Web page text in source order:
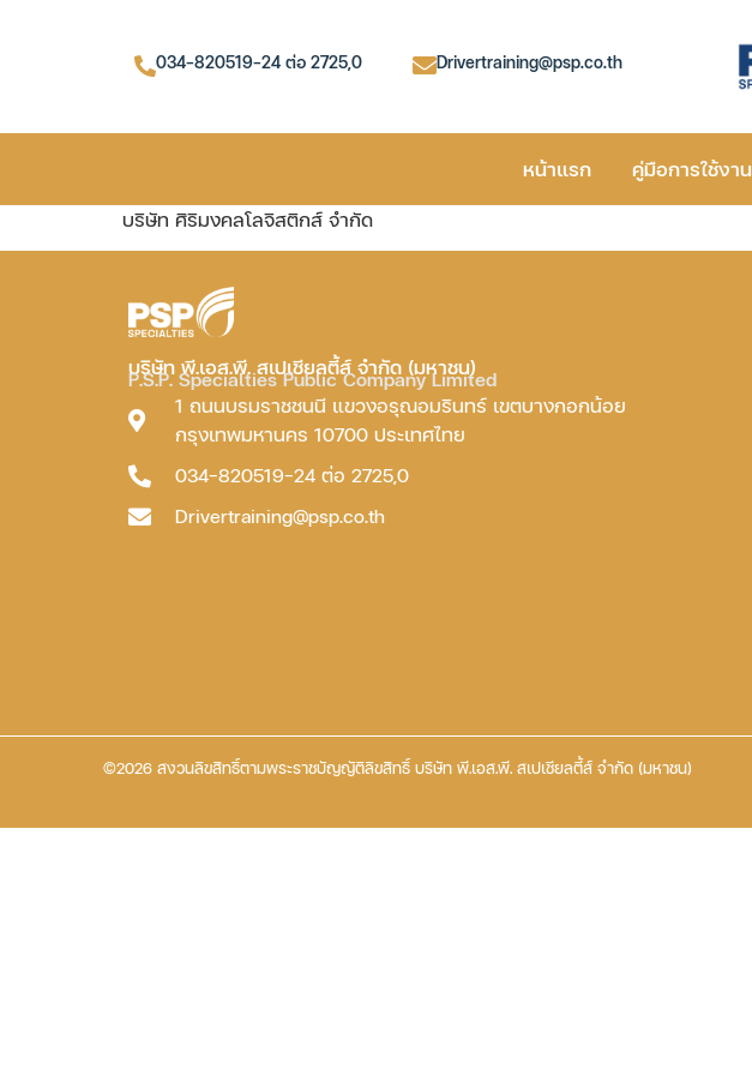
034-820519-24 ต่อ 2725,0 Drivertraining@psp.co.th
หน้าแรก คู่มือการใช้งาน
บริษัท ศิริมงคลโลจิสติกส์ จำกัด
บริษัท พี.เอส.พี. สเปเชียลตี้ส์ จำกัด (มหาชน)
P.S.P. Specialties Public Company Limited
1 ถนนบรมราชชนนี แขวงอรุณอมรินทร์ เขตบางกอกน้อย
กรุงเทพมหานคร 10700 ประเทศไทย
034-820519-24 ต่อ 2725,0
Drivertraining@psp.co.th
©2026 สงวนลิขสิทธิ์ตามพระราชบัญญัติลิขสิทธิ์ บริษัท พี.เอส.พี. สเปเชียลตี้ส์ จำกัด (มหาชน)